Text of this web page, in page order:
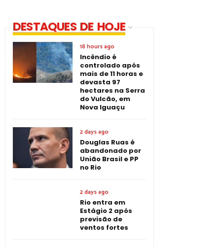
DESTAQUES DE HOJE
18 hours ago
Incêndio é
controlado após
mais de 11 horas e
devasta 97
hectares na Serra
do Vulcão, em
Nova Iguaçu
2 days ago
Douglas Ruas é
abandonado por
União Brasil e PP
no Rio
2 days ago
Rio entra em
Estágio 2 após
previsão de
ventos fortes